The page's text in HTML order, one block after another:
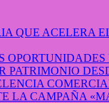
PATRIMONIO
LA CAMPAÑA